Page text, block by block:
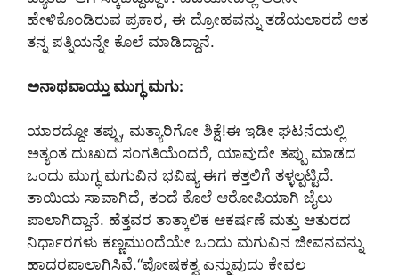
ಹೇಳಿಕೊಂಡಿರುವ ಪ್ರಕಾರ, ಈ ದ್ರೋಹವನ್ನು ತಡೆಯಲಾರದೆ ಆತ
ತನ್ನ ಪತ್ನಿಯನ್ನೇ ಕೊಲೆ ಮಾಡಿದ್ದಾನೆ.
ಅನಾಥವಾಯ್ತು ಮುಗ್ಧ ಮಗು:
ಯಾರದ್ದೋ ತಪ್ಪು, ಮತ್ಯಾರಿಗೋ ಶಿಕ್ಷೆ!ಈ ಇಡೀ ಘಟನೆಯಲ್ಲಿ
ಅತ್ಯಂತ ದುಃಖದ ಸಂಗತಿಯೆಂದರೆ, ಯಾವುದೇ ತಪ್ಪು ಮಾಡದ
ಒಂದು ಮುಗ್ಧ ಮಗುವಿನ ಭವಿಷ್ಯ ಈಗ ಕತ್ತಲಿಗೆ ತಳ್ಳಲ್ಪಟ್ಟಿದೆ.
ತಾಯಿಯ ಸಾವಾಗಿದೆ, ತಂದೆ ಕೊಲೆ ಆರೋಪಿಯಾಗಿ ಜೈಲು
ಪಾಲಾಗಿದ್ದಾನೆ. ಹೆತ್ತವರ ತಾತ್ಕಾಲಿಕ ಆಕರ್ಷಣೆ ಮತ್ತು ಆತುರದ
ನಿರ್ಧಾರಗಳು ಕಣ್ಣಮುಂದೆಯೇ ಒಂದು ಮಗುವಿನ ಜೀವನವನ್ನು
ಹಾದರಪಾಲಾಗಿಸಿವೆ.“ಪೋಷಕತ್ವ ಎನ್ನುವುದು ಕೇವಲ